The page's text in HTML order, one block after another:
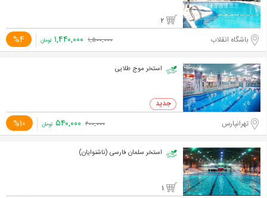
2
باشگاه انقلاب %4 ۱,۵۰۰,۰۰۰ ۱,۴۴۰,۰۰۰ تومان
استخر موج طلایی
تهرانپارس %10 ۶۰۰,۰۰۰ ۵۴۰,۰۰۰ تومان
استخر سلمان فارسی (ناشنوایان)
1